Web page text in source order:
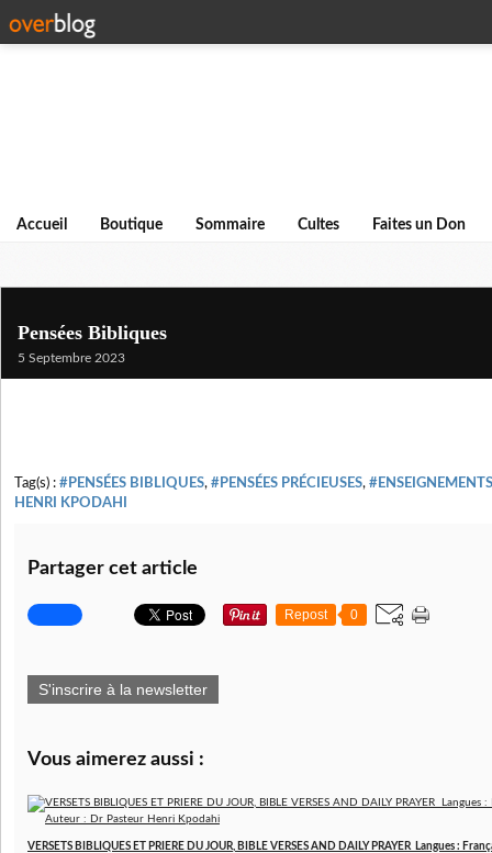
Accueil Boutique Sommaire Cultes Faites un Don
Pensées Bibliques
5 Septembre 2023
Tag(s) : #PENSÉES BIBLIQUES, #PENSÉES PRÉCIEUSES,
HENRI KPODAHI
Partager cet article
Repost 0
S'inscrire à la newsletter
Vous aimerez aussi :
VERSETS BIBLIQUES ET PRIERE DU JOUR, BIBLE VERSES AND DAILY PRAYER Langues :